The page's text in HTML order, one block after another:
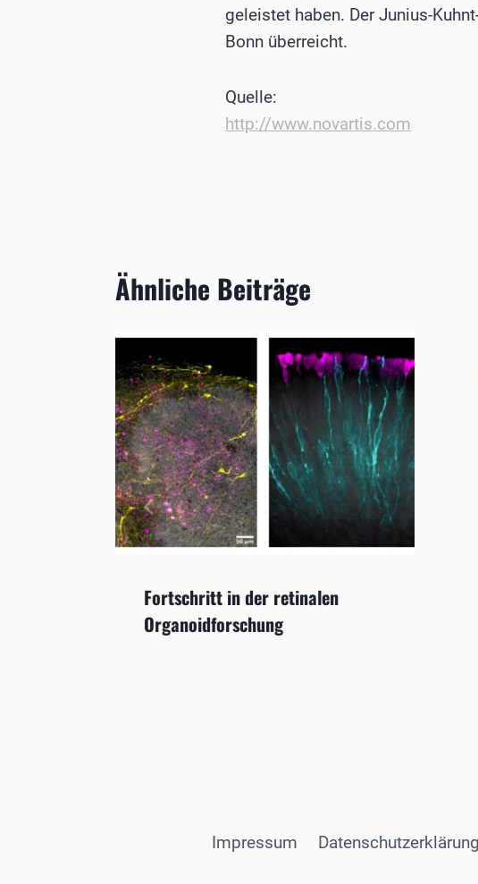
geleistet haben. Der Junius-
Bonn überreicht.
Quelle:
http://www.novartis.com
Ähnliche Beiträge
Fortschritt in der retinalen
Organoidforschung
Impressum Datenschutzerklärung